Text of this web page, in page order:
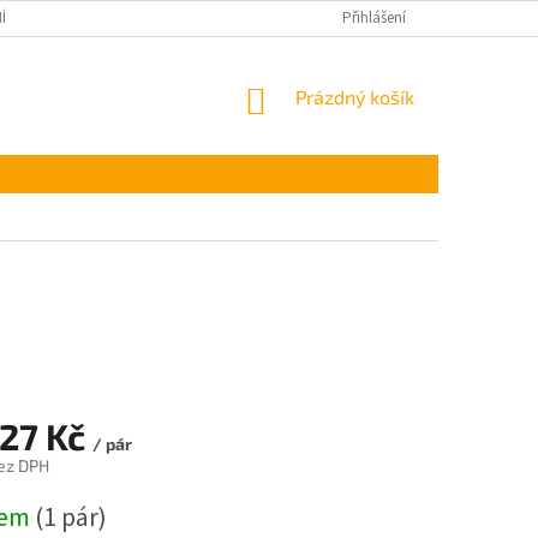
OCHRANY OSOBNÍCH ÚDAJŮ Přihlášení
NÁKUPNÍ
Prázdný košík
Kč / pár
DPH
(1 pár)